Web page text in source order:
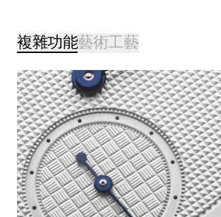
複雜功能藝術工藝